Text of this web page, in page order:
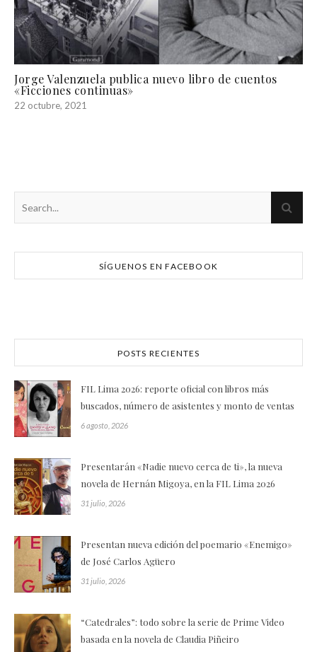
Jorge Valenzuela publica nuevo libro de cuentos
«Ficciones continuas»
22 octubre, 2021
SÍGUENOS EN FACEBOOK
POSTS RECIENTES
FIL Lima 2026: reporte oficial con libros más
buscados, número de asistentes y monto de ventas
6 agosto, 2026
Presentarán «Nadie nuevo cerca de ti», la nueva
novela de Hernán Migoya, en la FIL Lima 2026
31 julio, 2026
Presentan nueva edición del poemario «Enemigo»
de José Carlos Agüero
31 julio, 2026
“Catedrales”: todo sobre la serie de Prime Video
basada en la novela de Claudia Piñeiro